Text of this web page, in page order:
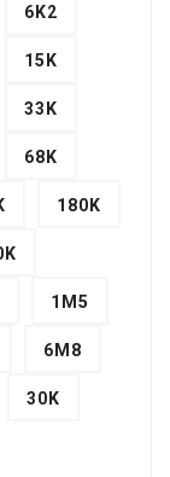
6K2
15K
33K
68K
180K
1M5
6M8
30K